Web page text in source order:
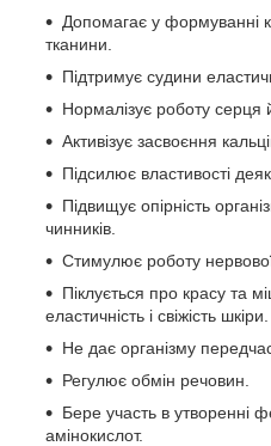
Допомагає у формуванні
тканини.
Підтримує судини
Нормалізує роботу серця
Активізує засвоєння
Підсилює властивості
Підвищує опірність
чинників.
Стимулює роботу
Піклується про красу та
еластичність і свіжість шкіри.
Не дає організму
Регулює обмін речовин.
Бере участь в утворенні
амінокислот.